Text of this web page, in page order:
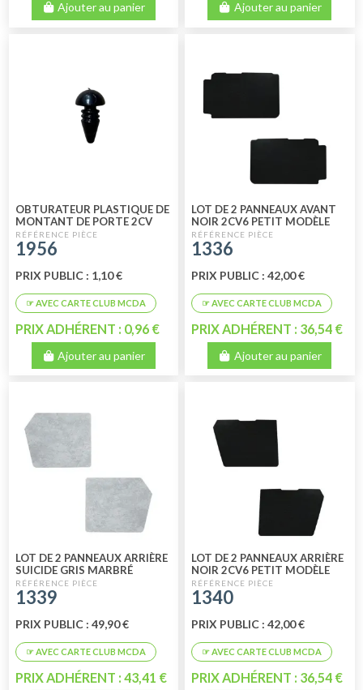
Ajouter au panier Ajouter au panier
OBTURATEUR PLASTIQUE DE
MONTANT DE PORTE 2CV
1956
PRIX PUBLIC : 1,10 €
PRIX ADHÉRENT : 0,96 €
Ajouter au panier
LOT DE 2 PANNEAUX AVANT
NOIR 2CV6 PETIT MODÈLE
1336
PRIX PUBLIC : 42,00 €
PRIX ADHÉRENT : 36,54 €
Ajouter au panier
LOT DE 2 PANNEAUX ARRIÈRE
SUICIDE GRIS MARBRÉ
1339
PRIX PUBLIC : 49,90 €
PRIX ADHÉRENT : 43,41 €
LOT DE 2 PANNEAUX ARRIÈRE
NOIR 2CV6 PETIT MODÈLE
1340
PRIX PUBLIC : 42,00 €
PRIX ADHÉRENT : 36,54 €